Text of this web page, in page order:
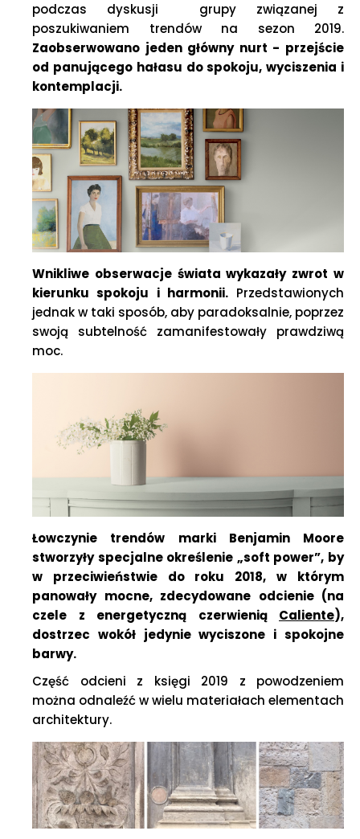
podczas dyskusji grupy związanej z
poszukiwaniem trendów na sezon 2019.
Zaobserwowano jeden główny nurt - przejście
od panującego hałasu do spokoju, wyciszenia i
kontemplacji.
Wnikliwe obserwacje świata wykazały zwrot w
kierunku spokoju i harmonii.Przedstawionych
jednak w taki sposób, aby paradoksalnie, poprzez
swoją subtelność zamanifestowały prawdziwą
moc.
Łowczynie trendów marki Benjamin Moore
stworzyły specjalne określenie „soft power”, by
w przeciwieństwie do roku 2018, w którym
panowały mocne, zdecydowane odcienie (na
czele z energetyczną czerwienią Caliente),
dostrzec wokół jedynie wyciszone i spokojne
barwy.
Część odcieni z księgi 2019 z powodzeniem
można odnaleźć w wielu materiałach elementach
architektury.